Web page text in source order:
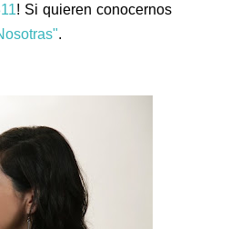
! Si quieren conocernos
.